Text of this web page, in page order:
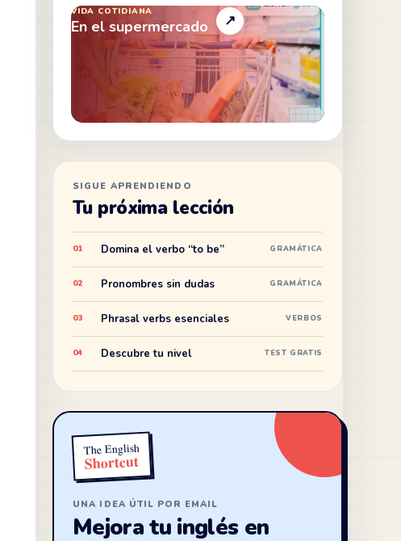
VIDA COTIDIANA
En el supermercado ↗
SIGUE APRENDIENDO
Tu próxima lección
01 Domina el verbo “to be” GRAMÁTICA
02 Pronombres sin dudas GRAMÁTICA
03 Phrasal verbs esenciales VERBOS
04 Descubre tu nivel TEST GRATIS
The English
Shortcut
UNA IDEA ÚTIL POR EMAIL
Mejora tu inglés en